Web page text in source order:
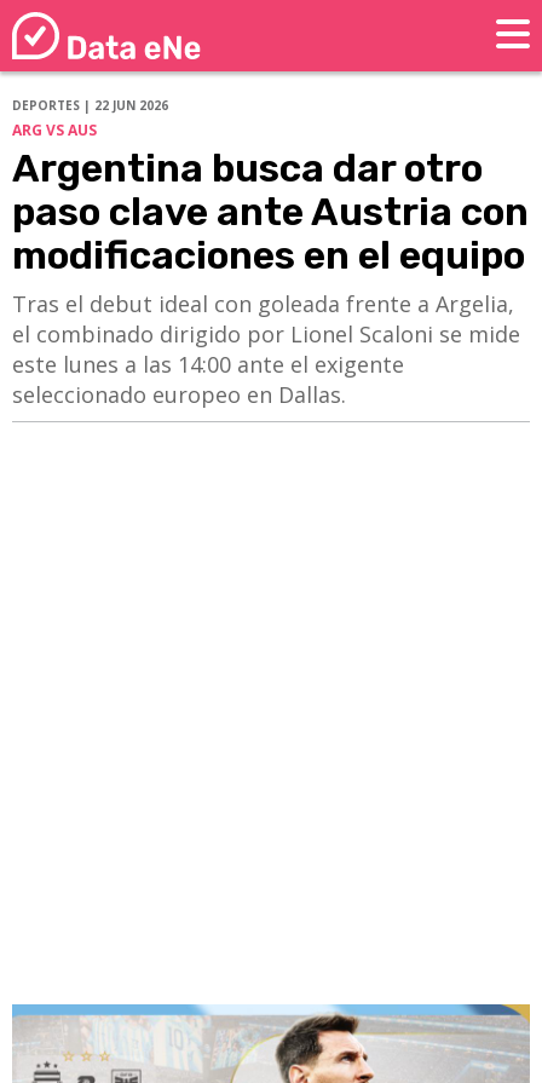
DEPORTES | 22 JUN 2026
ARG VS AUS
Argentina busca dar otro
paso clave ante Austria con
modificaciones en el equipo
Tras el debut ideal con goleada frente a Argelia,
el combinado dirigido por Lionel Scaloni se mide
este lunes a las 14:00 ante el exigente
seleccionado europeo en Dallas.